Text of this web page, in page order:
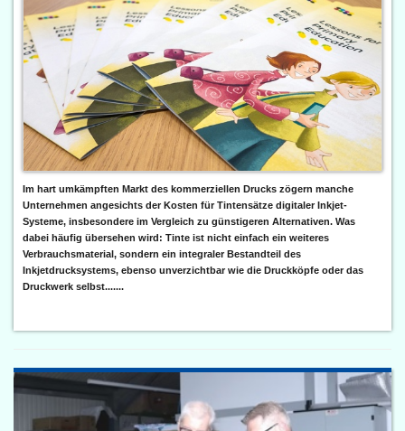
Im hart umkämpften Markt des kommerziellen Drucks zögern manche
Unternehmen angesichts der Kosten für Tintensätze digitaler Inkjet-
Systeme, insbesondere im Vergleich zu günstigeren Alternativen. Was
dabei häufig übersehen wird: Tinte ist nicht einfach ein weiteres
Verbrauchsmaterial, sondern ein integraler Bestandteil des
Inkjetdrucksystems, ebenso unverzichtbar wie die Druckköpfe oder das
Druckwerk selbst.......